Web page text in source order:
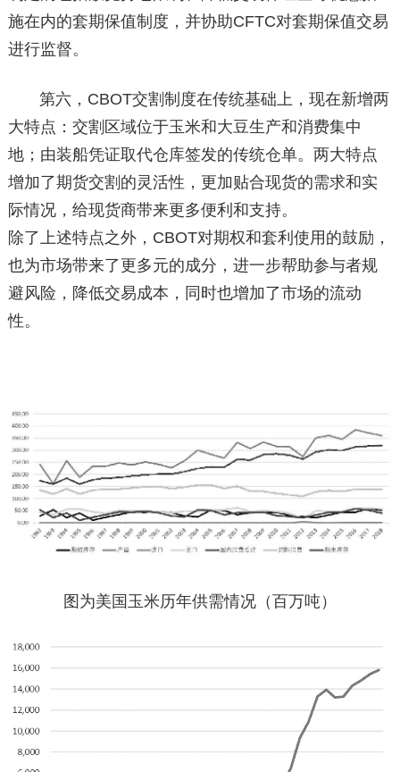
施在内的套期保值制度，并协助CFTC对套期保值交易
进行监督。
第六，CBOT交割制度在传统基础上，现在新增两
大特点：交割区域位于玉米和大豆生产和消费集中
地；由装船凭证取代仓库签发的传统仓单。两大特点
增加了期货交割的灵活性，更加贴合现货的需求和实
际情况，给现货商带来更多便利和支持。
除了上述特点之外，CBOT对期权和套利使用的鼓励，
也为市场带来了更多元的成分，进一步帮助参与者规
避风险，降低交易成本，同时也增加了市场的流动
性。
图为美国玉米历年供需情况（百万吨）